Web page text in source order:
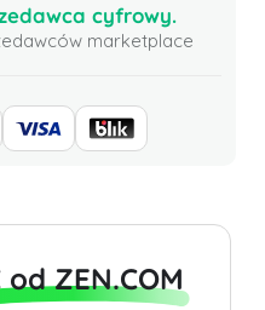
cyfrowy.
marketplace
od ZEN.COM